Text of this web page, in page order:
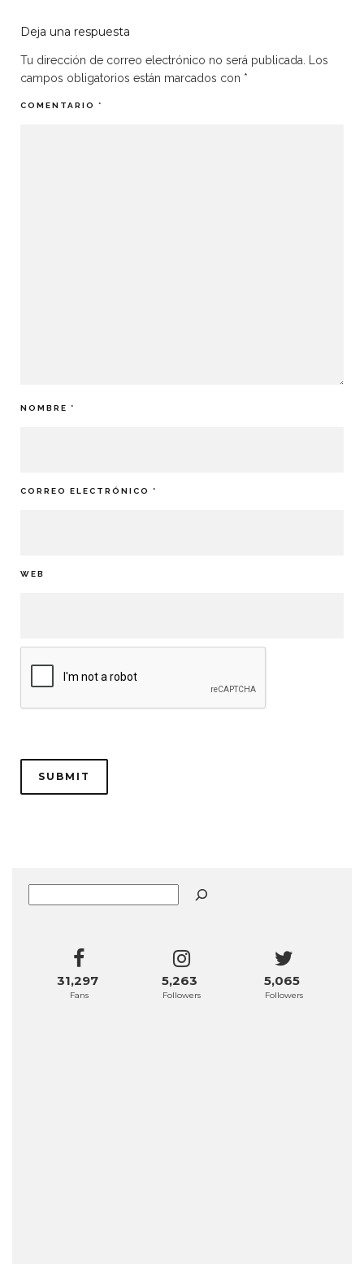
Deja una respuesta
Tu dirección de correo electrónico no será publicada. Los
campos obligatorios están marcados con *
COMENTARIO *
NOMBRE *
CORREO ELECTRÓNICO *
WEB
31,297
Fans
5,263
Followers
5,065
Followers